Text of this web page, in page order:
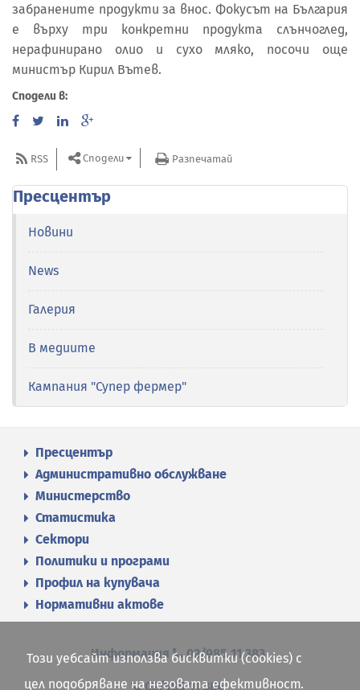
забранените продукти за внос. Фокусът на България
е върху три конкретни продукта слънчоглед,
нерафинирано олио и сухо мляко, посочи още
министър Кирил Вътев.
Сподели в:
RSS Сподели Разпечатай
Пресцентър
Новини
News
Галерия
В медиите
Кампания "Супер фермер"
Пресцентър
Административно обслужване
Министерство
Статистика
Сектори
Политики и програми
Профил на купувача
Нормативни актове
Информация 02/985 11 383
02/985 11 384
Този уебсайт използва бисквитки (cookies) с
цел подобряване на неговата ефективност.